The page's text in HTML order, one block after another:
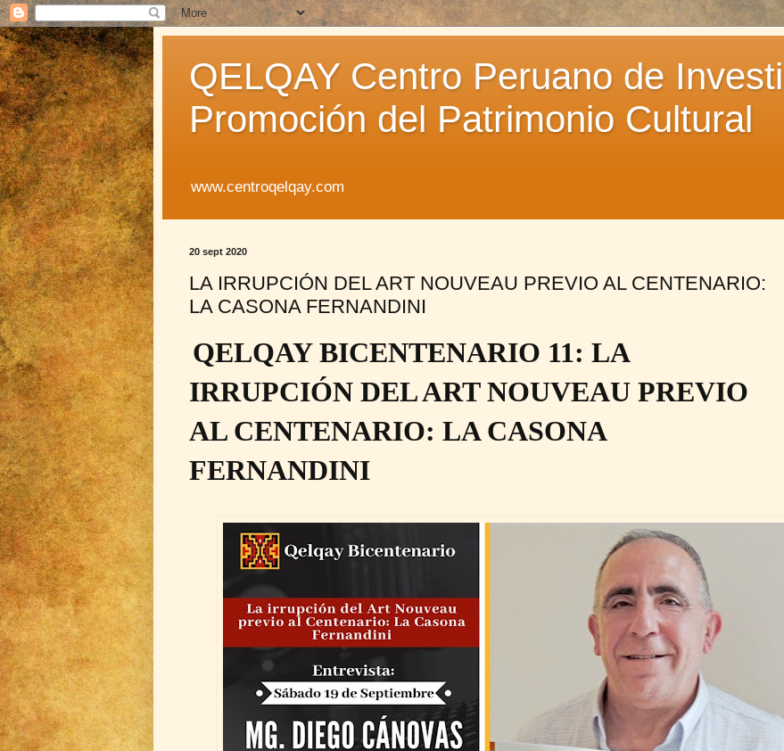
QELQAY Centro Peruano de
Promoción del Patrimonio Cultural
www.centroqelqay.com
20 sept 2020
LA IRRUPCIÓN DEL ART NOUVEAU PREVIO AL CENTENARIO:
LA CASONA FERNANDINI
QELQAY BICENTENARIO 11: LA
IRRUPCIÓN DEL ART NOUVEAU PREVIO
AL CENTENARIO: LA CASONA
FERNANDINI